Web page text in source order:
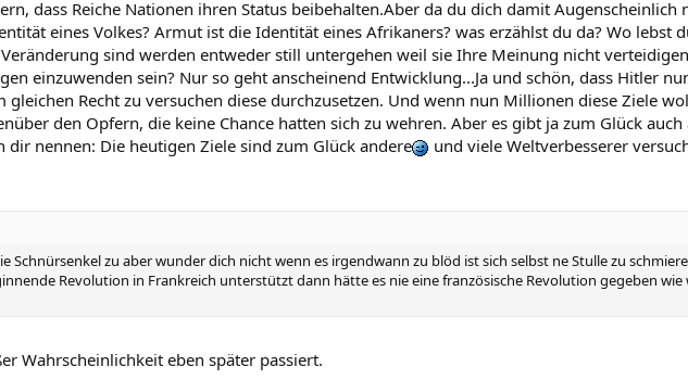
dass Reiche Nationen ihren Status beibehalten.Aber da du dich damit Augenscheinlich
eines Volkes? Armut ist die Identität eines Afrikaners? was erzählst du da? Wo lebst
sind werden entweder still untergehen weil sie Ihre Meinung nicht
einzuwenden sein? Nur so geht anscheinend Entwicklung...Ja und schön, dass Hitler
gleichen Recht zu versuchen diese durchzusetzen. Und wenn nun Millionen diese Ziele
den Opfern, die keine Chance hatten sich zu wehren. Aber es gibt ja zum Glück auch
dir nennen: Die heutigen Ziele sind zum Glück andere
und viele Weltverbesserer
Schnürsenkel zu aber wunder dich nicht wenn es irgendwann zu blöd ist sich selbst ne Stulle zu
Revolution in Frankreich unterstützt dann hätte es nie eine französische Revolution gegeben
Wahrscheinlichkeit eben später passiert.